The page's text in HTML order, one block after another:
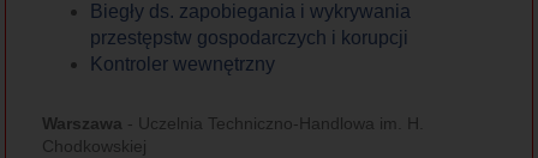
Biegły ds. zapobiegania i wykrywania
przestępstw gospodarczych i korupcji
Kontroler wewnętrzny
Warszawa - Uczelnia Techniczno-Handlowa im. H.
Chodkowskiej